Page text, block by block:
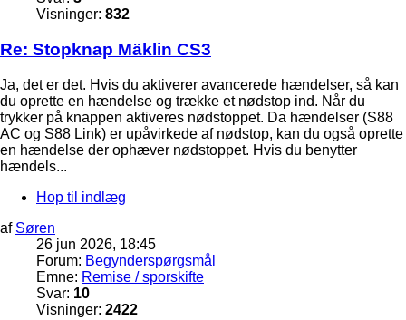
Visninger: 832
Re: Stopknap Mäklin CS3
Ja, det er det. Hvis du aktiverer avancerede hændelser, så kan
du oprette en hændelse og trække et nødstop ind. Når du
trykker på knappen aktiveres nødstoppet. Da hændelser (S88
AC og S88 Link) er upåvirkede af nødstop, kan du også oprette
en hændelse der ophæver nødstoppet. Hvis du benytter
hændels...
Hop til indlæg
af Søren
26 jun 2026, 18:45
Forum: Begynderspørgsmål
Emne: Remise / sporskifte
Svar: 10
Visninger: 2422